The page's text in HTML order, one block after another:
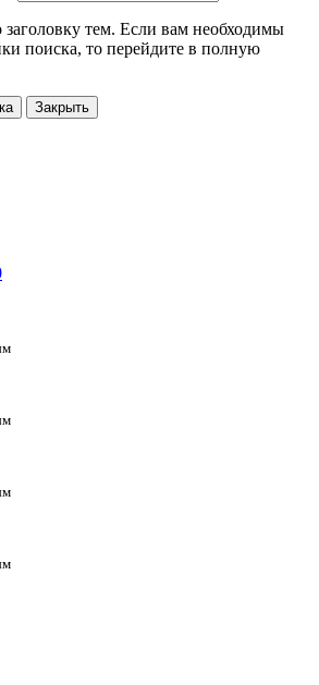
заголовку тем. Если вам необходимы
поиска, то перейдите в полную
Закрыть